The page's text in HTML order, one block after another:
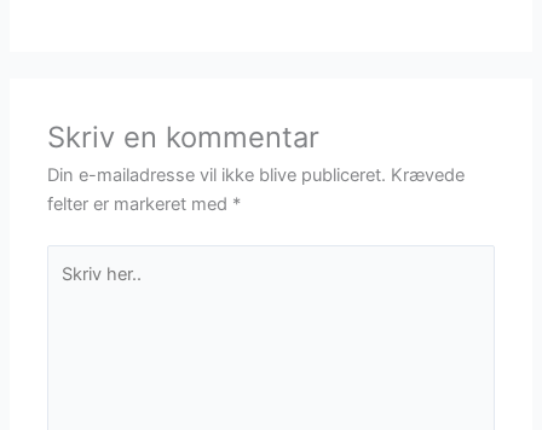
Skriv en kommentar
Din e-mailadresse vil ikke blive publiceret. Krævede
felter er markeret med *
her..